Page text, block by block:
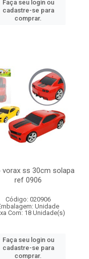
Faça seu login ou
cadastre-se para
comprar.
vorax ss 30cm solapa
ref 0906
Código: 020906
Unidade
Com: 18 Unidade(s)
Faça seu login ou
cadastre-se para
comprar.